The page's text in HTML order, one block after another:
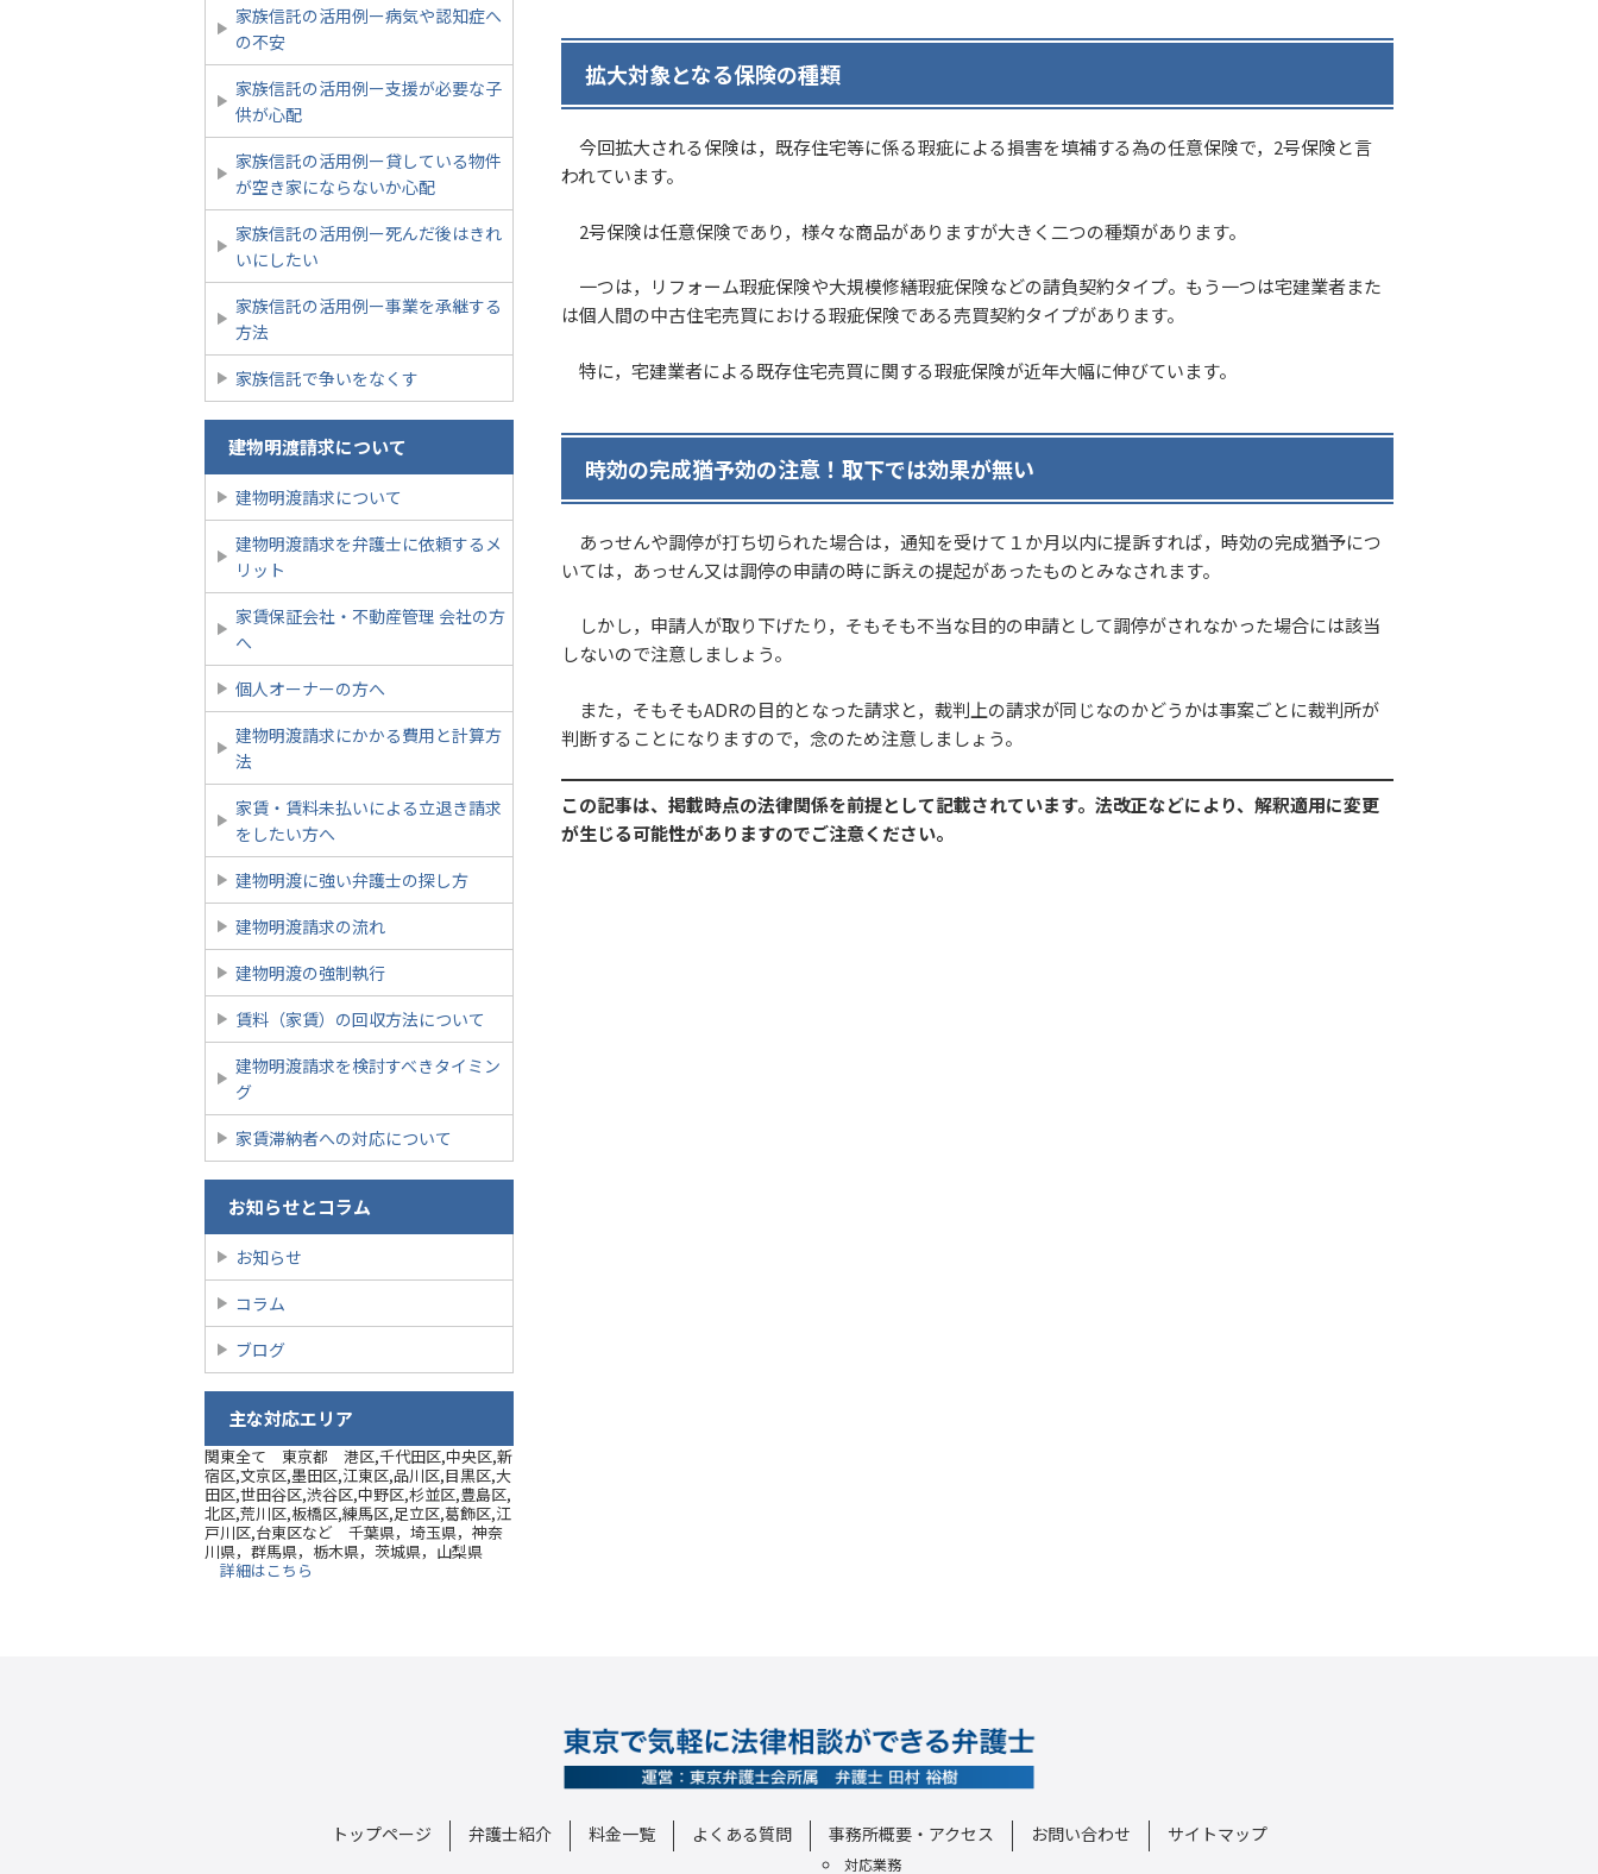
拡大対象となる保険の種類
今回拡大される保険は，既存住宅等に係る瑕疵による損害を填補する為の任意保険で，2号保険と言
われています。
2号保険は任意保険であり，様々な商品がありますが大きく二つの種類があります。
一つは，リフォーム瑕疵保険や大規模修繕瑕疵保険などの請負契約タイプ。もう一つは宅建業者また
は個人間の中古住宅売買における瑕疵保険である売買契約タイプがあります。
特に，宅建業者による既存住宅売買に関する瑕疵保険が近年大幅に伸びています。
時効の完成猶予効の注意！取下では効果が無い
あっせんや調停が打ち切られた場合は，通知を受けて１か月以内に提訴すれば，時効の完成猶予につ
いては，あっせん又は調停の申請の時に訴えの提起があったものとみなされます。
しかし，申請人が取り下げたり，そもそも不当な目的の申請として調停がされなかった場合には該当
しないので注意しましょう。
また，そもそもADRの目的となった請求と，裁判上の請求が同じなのかどうかは事案ごとに裁判所が
判断することになりますので，念のため注意しましょう。
この記事は、掲載時点の法律関係を前提として記載されています。法改正などにより、解釈適用に変更
が生じる可能性がありますのでご注意ください。
家族信託の活用例ー病気や認知症へ
の不安
家族信託の活用例ー支援が必要な子
供が心配
家族信託の活用例ー貸している物件
が空き家にならないか心配
家族信託の活用例ー死んだ後はきれ
いにしたい
家族信託の活用例ー事業を承継する
方法
家族信託で争いをなくす
建物明渡請求について
建物明渡請求について
建物明渡請求を弁護士に依頼するメ
リット
家賃保証会社・不動産管理 会社の方
へ
個人オーナーの方へ
建物明渡請求にかかる費用と計算方
法
家賃・賃料未払いによる立退き請求
をしたい方へ
建物明渡に強い弁護士の探し方
建物明渡請求の流れ
建物明渡の強制執行
賃料（家賃）の回収方法について
建物明渡請求を検討すべきタイミン
グ
家賃滞納者への対応について
お知らせとコラム
お知らせ
コラム
ブログ
主な対応エリア
関東全て 東京都 港区,千代田区,中央区,新
宿区,文京区,墨田区,江東区,品川区,目黒区,大
田区,世田谷区,渋谷区,中野区,杉並区,豊島区,
北区,荒川区,板橋区,練馬区,足立区,葛飾区,江
戸川区,台東区など 千葉県，埼玉県，神奈
川県，群馬県，栃木県，茨城県，山梨県
詳細はこちら
トップページ 弁護士紹介 料金一覧 よくある質問 事務所概要・アクセス
対応業務
お問い合わせ サイトマップ